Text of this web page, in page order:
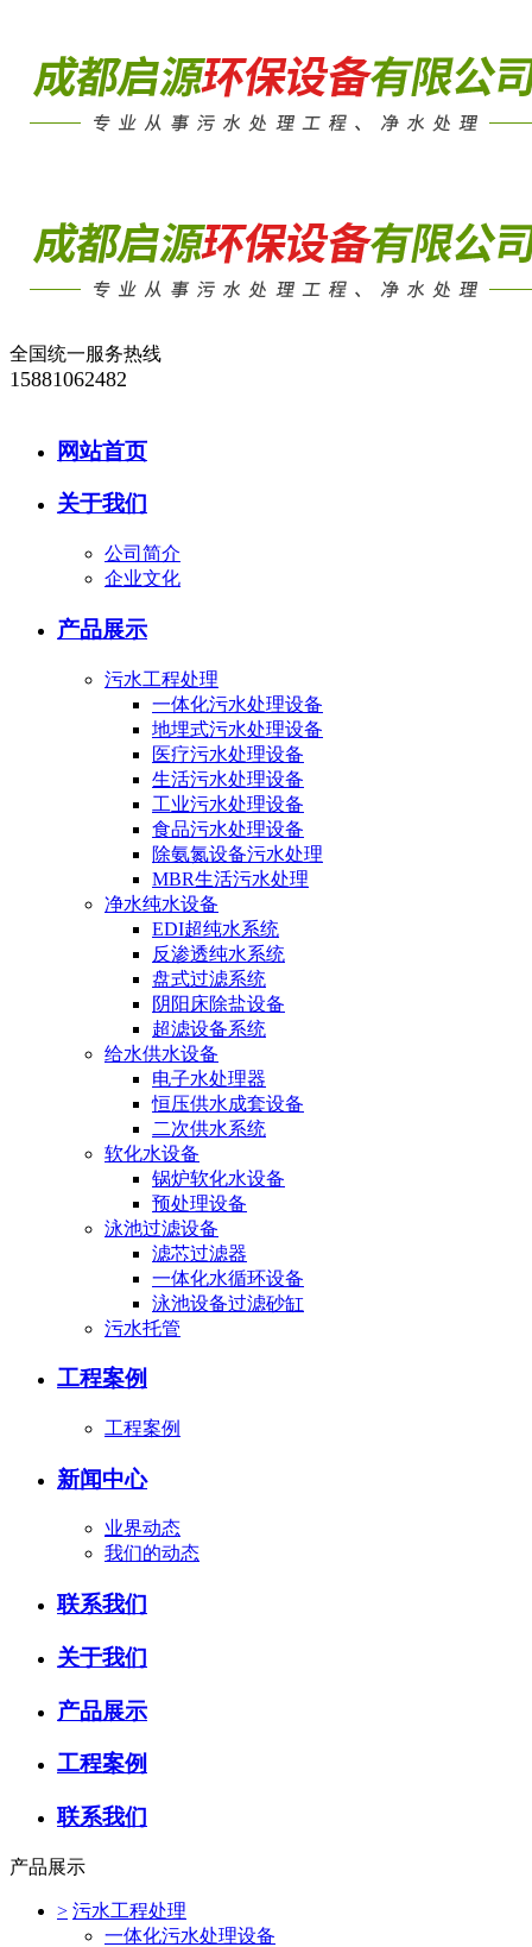
全国统一服务热线
15881062482
网站首页
关于我们
公司简介
企业文化
产品展示
污水工程处理
一体化污水处理设备
地埋式污水处理设备
医疗污水处理设备
生活污水处理设备
工业污水处理设备
食品污水处理设备
除氨氮设备污水处理
MBR生活污水处理
净水纯水设备
EDI超纯水系统
反渗透纯水系统
盘式过滤系统
阴阳床除盐设备
超滤设备系统
给水供水设备
电子水处理器
恒压供水成套设备
二次供水系统
软化水设备
锅炉软化水设备
预处理设备
泳池过滤设备
滤芯过滤器
一体化水循环设备
泳池设备过滤砂缸
污水托管
工程案例
工程案例
新闻中心
业界动态
我们的动态
联系我们
关于我们
产品展示
工程案例
联系我们
产品展示
> 污水工程处理
一体化污水处理设备